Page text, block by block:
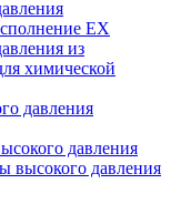
EX
из
химической
давления
давления
высокого давления